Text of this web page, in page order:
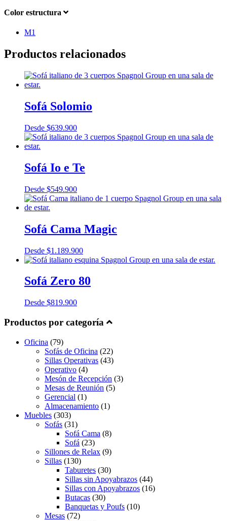
Color estructura
M1
Productos relacionados
Sofá Solomio
Desde $639.900
Sofá Io e Te
Desde $549.900
Sofá Cama Magic
Desde $1.189.900
Sofá Zero 80
Desde $819.900
Productos por categoría
Oficina (79)
Sofás de Oficina (22)
Sillas Operativas (43)
Operativo (4)
Mesón de Recepción (3)
Mesas de Reunión (5)
Gerencial (1)
Almacenamiento (1)
Muebles (303)
Sofás (31)
Sofá Cama (8)
Sofá (23)
Sillones de Relax (9)
Sillas (130)
Taburetes (30)
Sillas sin Apoyabrazos (44)
Sillas con Apoyabrazos (16)
Butacas (30)
Banquetas y Poufs (10)
Mesas (72)